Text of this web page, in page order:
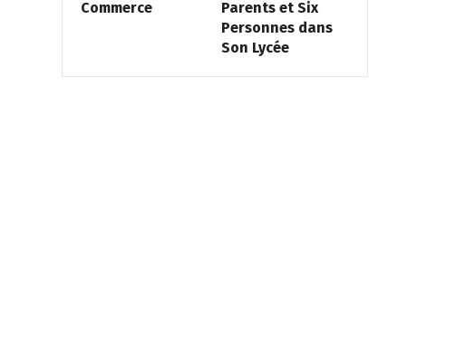
Commerce
Parents et Six
Personnes dans
Son Lycée